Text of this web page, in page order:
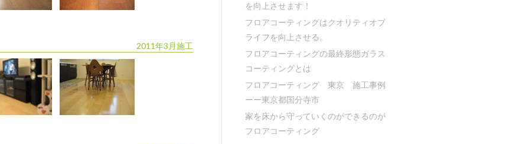
2011年3月施工
を向上させます！
フロアコーティングはクオリティオブ
ライフを向上させる。
フロアコーティングの最終形態ガラス
コーティングとは
フロアコーティング 東京 施工事例
ーー東京都国分寺市
家を床から守っていくのができるのが
フロアコーティング